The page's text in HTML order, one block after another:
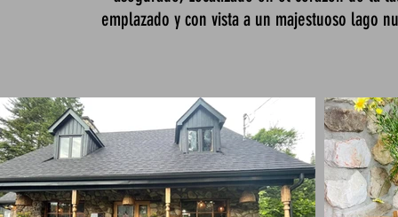
emplazado y con vista a un majestuoso lago